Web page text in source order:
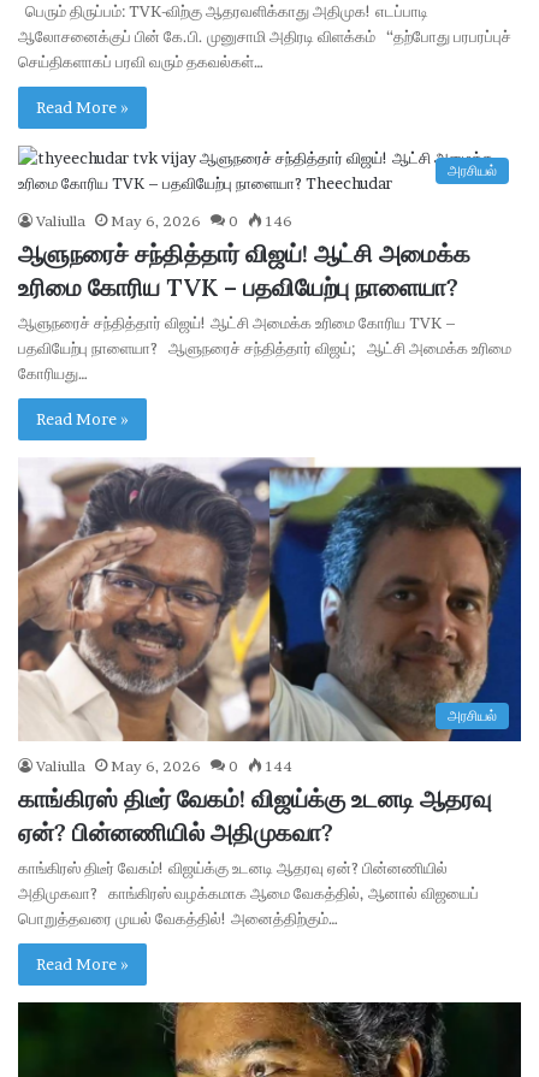
பெரும் திருப்பம்: TVK-விற்கு ஆதரவளிக்காது அதிமுக! எடப்பாடி
ஆலோசனைக்குப் பின் கே.பி. முனுசாமி அதிரடி விளக்கம் “தற்போது பரபரப்புச்
செய்திகளாகப் பரவி வரும் தகவல்கள்…
Read More »
அரசியல்
Valiulla May 6, 2026 0 146
ஆளுநரைச் சந்தித்தார் விஜய்! ஆட்சி அமைக்க
உரிமை கோரிய TVK – பதவியேற்பு நாளையா?
ஆளுநரைச் சந்தித்தார் விஜய்! ஆட்சி அமைக்க உரிமை கோரிய TVK –
பதவியேற்பு நாளையா? ஆளுநரைச் சந்தித்தார் விஜய்; ஆட்சி அமைக்க உரிமை
கோரியது…
Read More »
அரசியல்
Valiulla May 6, 2026 0 144
காங்கிரஸ் திடீர் வேகம்! விஜய்க்கு உடனடி ஆதரவு
ஏன்? பின்னணியில் அதிமுகவா?
காங்கிரஸ் திடீர் வேகம்! விஜய்க்கு உடனடி ஆதரவு ஏன்? பின்னணியில்
அதிமுகவா? காங்கிரஸ் வழக்கமாக ஆமை வேகத்தில், ஆனால் விஜயைப்
பொறுத்தவரை முயல் வேகத்தில்! அனைத்திற்கும்…
Read More »